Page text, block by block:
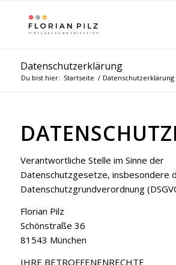
Datenschutzerklärung
Du bist hier: Startseite / Datenschutzerklärung
Verantwortliche Stelle im Sinne der
Datenschutzgesetze, insbesondere
Datenschutzgrundverordnung
Florian Pilz
Schönstraße 36
81543 München
IHRE BETROFFENENRECHTE